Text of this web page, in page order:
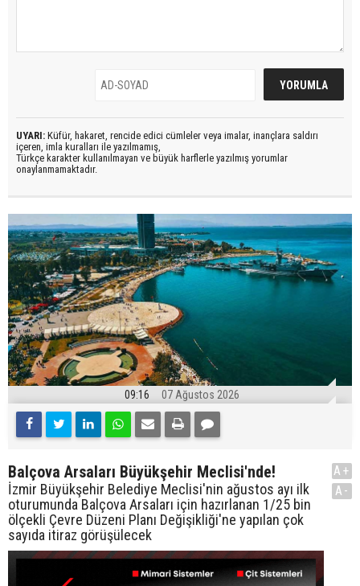
UYARI: Küfür, hakaret, rencide edici cümleler veya imalar, inançlara saldırı
içeren, imla kuralları ile yazılmamış,
Türkçe karakter kullanılmayan ve büyük harflerle yazılmış yorumlar
onaylanmamaktadır.
09:16 07 Ağustos 2026
Balçova Arsaları Büyükşehir Meclisi'nde!
İzmir Büyükşehir Belediye Meclisi'nin ağustos ayı ilk
oturumunda Balçova Arsaları için hazırlanan 1/25 bin
ölçekli Çevre Düzeni Planı Değişikliği'ne yapılan çok
sayıda itiraz görüşülecek
A+
A-